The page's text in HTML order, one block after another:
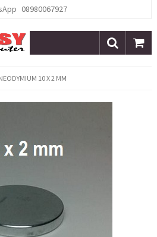
08980067927
10 X 2 MM